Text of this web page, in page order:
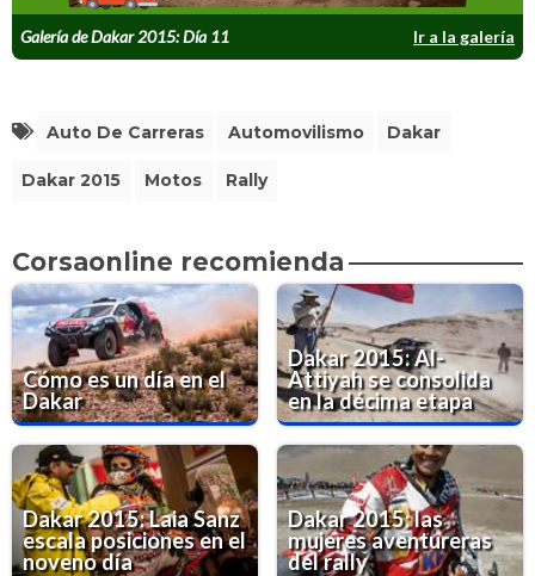
Galería de Dakar 2015: Día 11 Ir a la galería
Auto De Carreras Automovilismo Dakar
Dakar 2015 Motos Rally
Corsaonline recomienda
Cómo es un día en el
Dakar
Dakar 2015: Al-
Attiyah se consolida
en la décima etapa
Dakar 2015: Laia Sanz
escala posiciones en el
noveno día
Dakar 2015: las
mujeres aventureras
del rally